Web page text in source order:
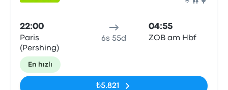
22:00
Paris
(Pershing)
6s 55d
04:55
ZOB am Hbf
En hızlı
₺5.821